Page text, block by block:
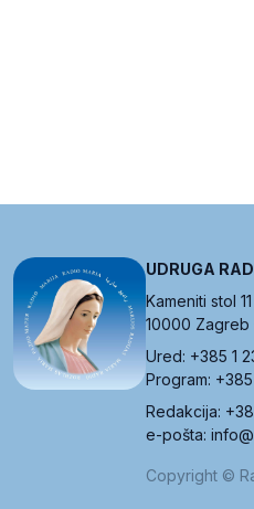
UDRUGA
Kameniti stol 11
10000 Zagreb
Ured: +385 1
Program:
Redakcija:
e-pošta:
Copyright ©